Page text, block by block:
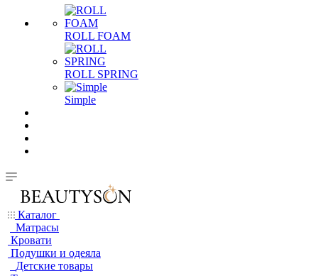
ROLL FOAM
ROLL SPRING
Simple
Каталог
Матрасы
Кровати
Подушки и одеяла
Детские товары